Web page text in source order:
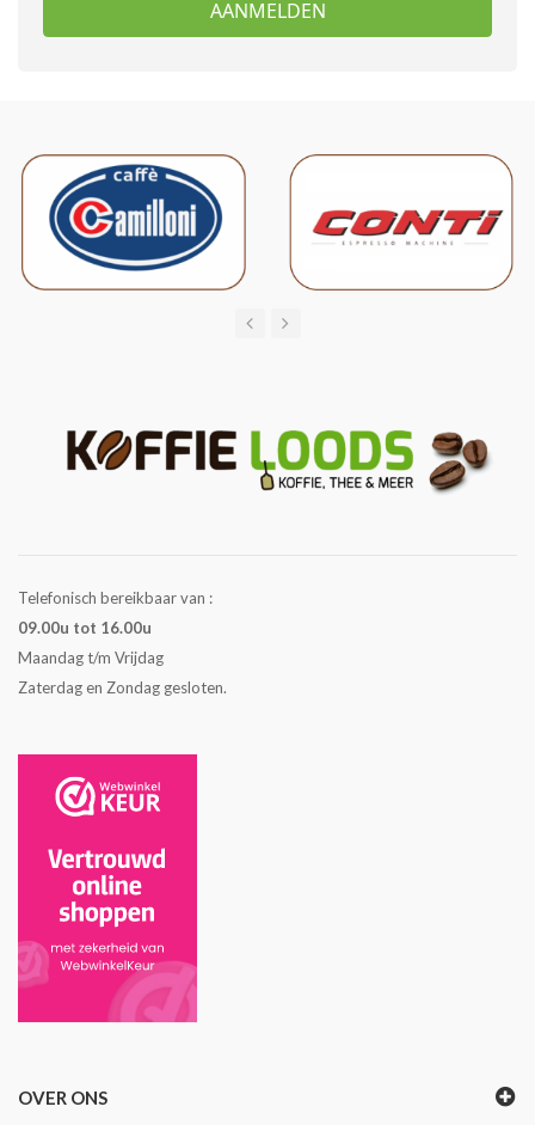
AANMELDEN
Telefonisch bereikbaar van :
09.00u tot 16.00u
Maandag t/m Vrijdag
Zaterdag en Zondag gesloten.
OVER ONS